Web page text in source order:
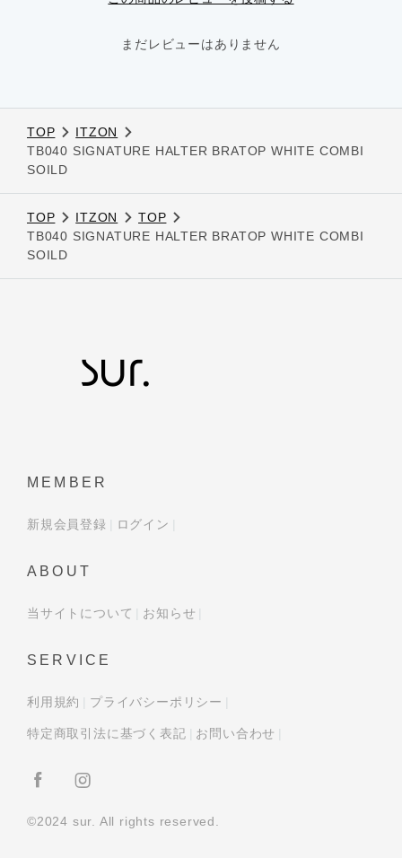
まだレビューはありません
TOP
ITZON
TB040 SIGNATURE HALTER BRATOP WHITE COMBI
SOILD
TOP ITZON
TOP
TB040 SIGNATURE HALTER BRATOP WHITE COMBI
SOILD
MEMBER
新規会員登録 ログイン
ABOUT
当サイトについて お知らせ
SERVICE
利用規約 プライバシーポリシー
特定商取引法に基づく表記 お問い合わせ
©2024 sur. All rights reserved.